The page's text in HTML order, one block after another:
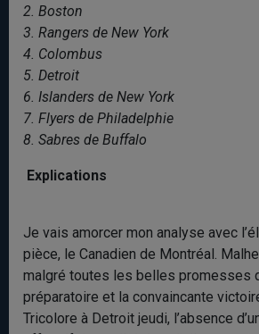
2. Boston
3. Rangers de New York
4. Colombus
5. Detroit
6. Islanders de New York
7. Flyers de Philadelphie
8. Sabres de Buffalo
Explications
Je vais amorcer mon analyse avec
pièce, le Canadien de Montréal.
malgré toutes les belles promesses
préparatoire et la convaincante
Tricolore à Detroit jeudi, l’absence